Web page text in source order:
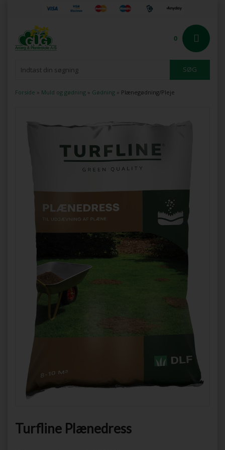
0
Forside » Muld og gødning » Gødning » Plænegødning/Pleje
Turfline Plænedress